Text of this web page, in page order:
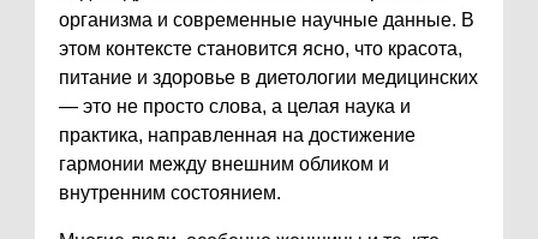
организма и современные научные данные. В
этом контексте становится ясно, что красота,
питание и здоровье в диетологии медицинских
— это не просто слова, а целая наука и
практика, направленная на достижение
гармонии между внешним обликом и
внутренним состоянием.